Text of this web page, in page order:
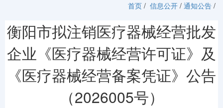
首页 / 信息公开 / 通知公告 /
衡阳市拟注销医疗器械经营批发
企业《医疗器械经营许可证》及
《医疗器械经营备案凭证》公告
（2026005号）